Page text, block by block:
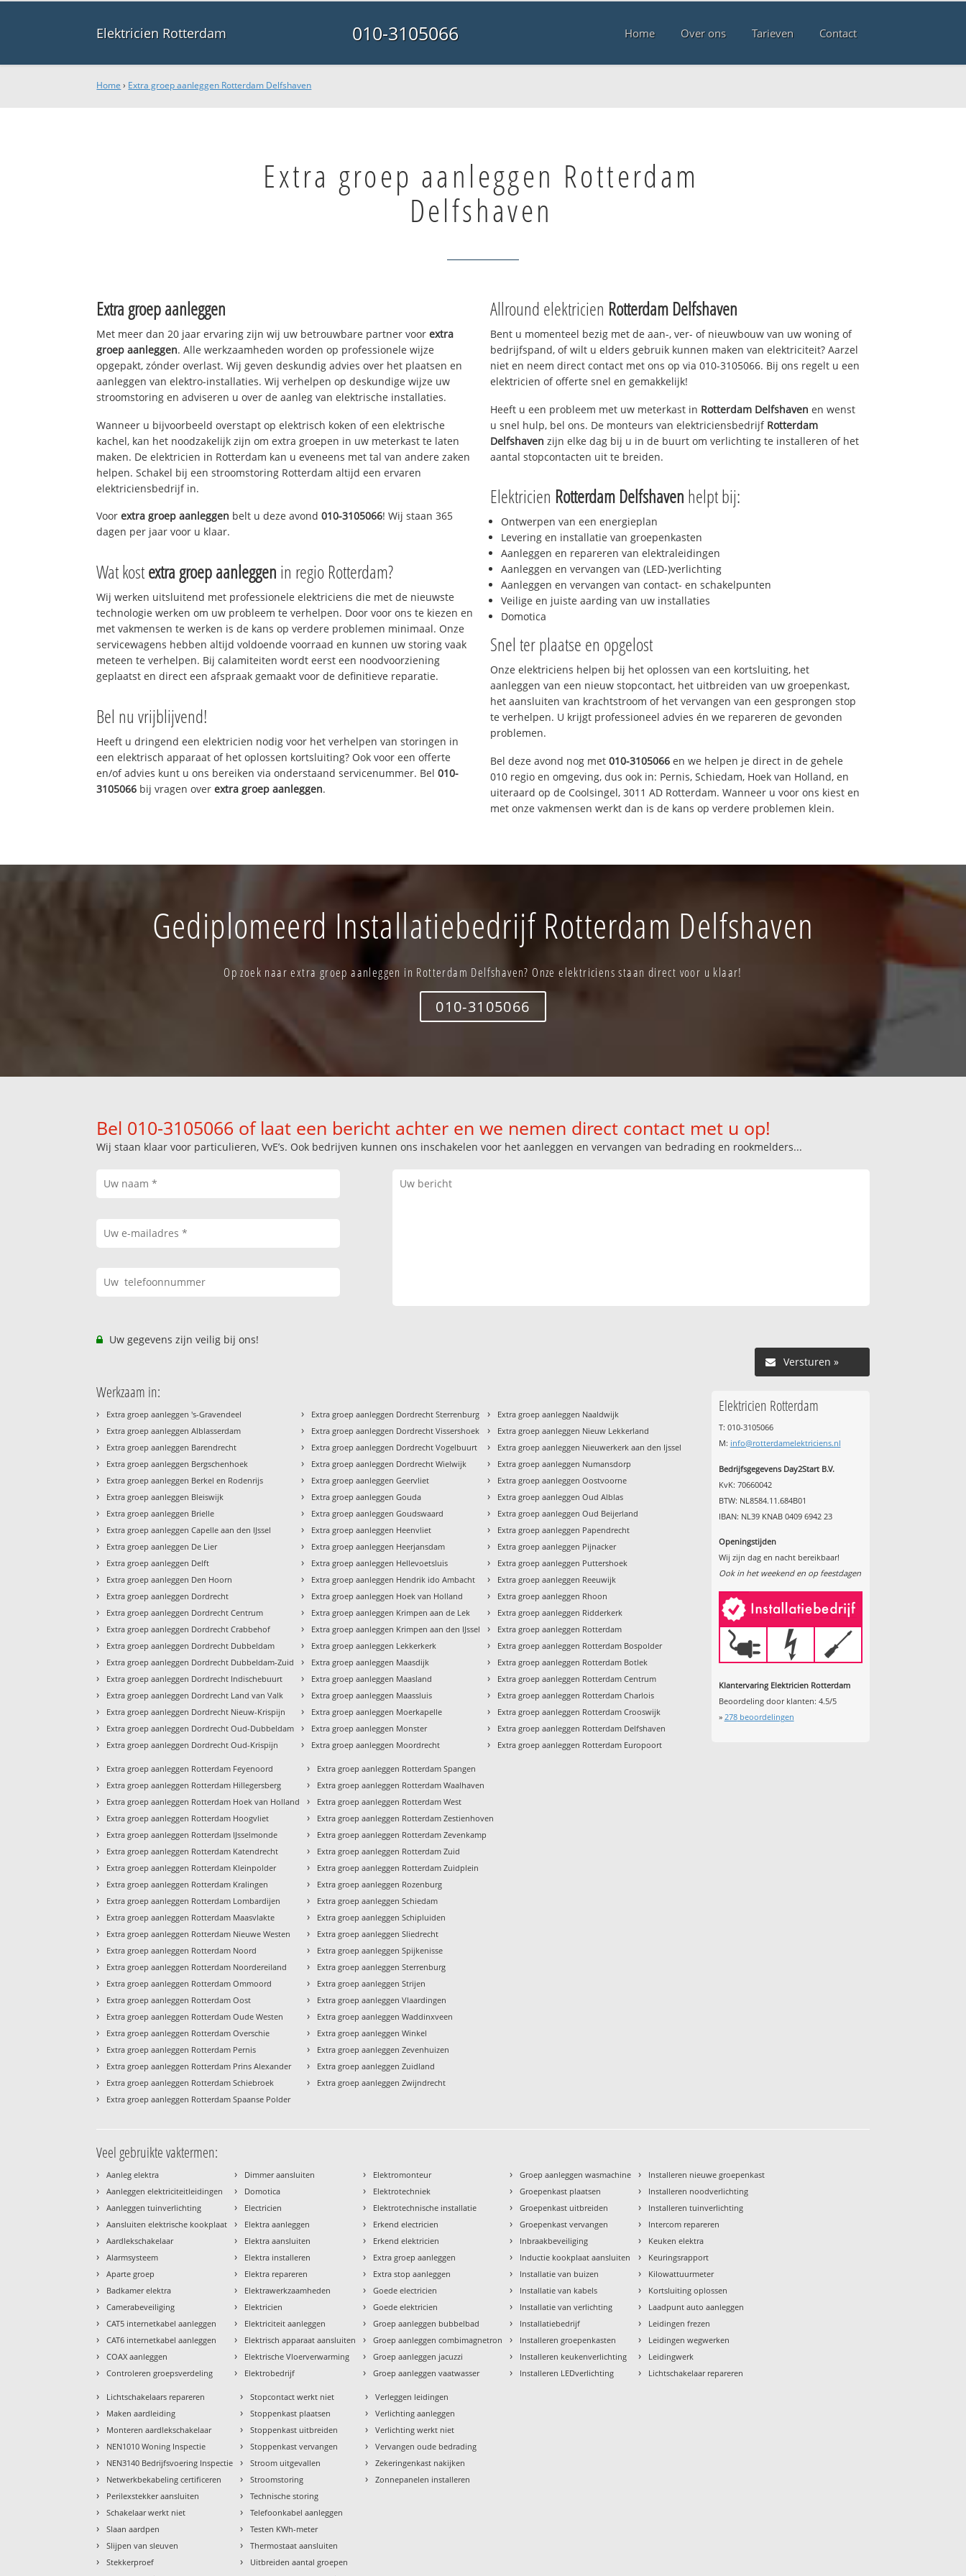
Elektricien Rotterdam 010-3105066 Home Over ons Tarieven Contact
Home › Extra groep aanleggen Rotterdam Delfshaven
Extra groep aanleggen Rotterdam
Delfshaven
Extra groep aanleggen
Met meer dan 20 jaar ervaring zijn wij uw betrouwbare partner voorextra
groep aanleggen. Alle werkzaamheden worden op professionele wijze
opgepakt, zónder overlast. Wij geven deskundig advies over het plaatsen en
aanleggen van elektro-installaties. Wij verhelpen op deskundige wijze uw
stroomstoring en adviseren u over de aanleg van elektrische installaties.
Wanneer u bijvoorbeeld overstapt op elektrisch koken of een elektrische
kachel, kan het noodzakelijk zijn om extra groepen in uw meterkast te laten
maken. De elektricien in Rotterdam kan u eveneens met tal van andere zaken
helpen. Schakel bij een stroomstoring Rotterdam altijd een ervaren
elektriciensbedrijf in.
Voorextra groep aanleggen belt u deze avond010-3105066! Wij staan 365
dagen per jaar voor u klaar.
Wat kostextra groep aanleggen in regio Rotterdam?
Wij werken uitsluitend met professionele elektriciens die met de nieuwste
technologie werken om uw probleem te verhelpen. Door voor ons te kiezen en
met vakmensen te werken is de kans op verdere problemen minimaal. Onze
servicewagens hebben altijd voldoende voorraad en kunnen uw storing vaak
meteen te verhelpen. Bij calamiteiten wordt eerst een noodvoorziening
geplaatst en direct een afspraak gemaakt voor de definitieve reparatie.
Bel nu vrijblijvend!
Heeft u dringend een elektricien nodig voor het verhelpen van storingen in
een elektrisch apparaat of het oplossen kortsluiting? Ook voor een offerte
en/of advies kunt u ons bereiken via onderstaand servicenummer. Bel010-
3105066 bij vragen overextra groep aanleggen.
Allround elektricien Rotterdam Delfshaven
Bent u momenteel bezig met de aan-, ver- of nieuwbouw van uw woning of
bedrijfspand, of wilt u elders gebruik kunnen maken van elektriciteit? Aarzel
niet en neem direct contact met ons op via 010-3105066. Bij ons regelt u een
elektricien of offerte snel en gemakkelijk!
Heeft u een probleem met uw meterkast in Rotterdam Delfshaven en wenst
u snel hulp, bel ons. De monteurs van elektriciensbedrijf Rotterdam
Delfshaven zijn elke dag bij u in de buurt om verlichting te installeren of het
aantal stopcontacten uit te breiden.
Elektricien Rotterdam Delfshaven helpt bij:
Ontwerpen van een energieplan
Levering en installatie van groepenkasten
Aanleggen en repareren van elektraleidingen
Aanleggen en vervangen van (LED-)verlichting
Aanleggen en vervangen van contact- en schakelpunten
Veilige en juiste aarding van uw installaties
Domotica
Snel ter plaatse en opgelost
Onze elektriciens helpen bij het oplossen van een kortsluiting, het
aanleggen van een nieuw stopcontact, het uitbreiden van uw groepenkast,
het aansluiten van krachtstroom of het vervangen van een gesprongen stop
te verhelpen. U krijgt professioneel advies én we repareren de gevonden
problemen.
Bel deze avond nog met 010-3105066 en we helpen je direct in de gehele
010 regio en omgeving, dus ook in: Pernis, Schiedam, Hoek van Holland, en
uiteraard op de Coolsingel, 3011 AD Rotterdam. Wanneer u voor ons kiest en
met onze vakmensen werkt dan is de kans op verdere problemen klein.
Gediplomeerd Installatiebedrijf Rotterdam Delfshaven
Op zoek naar extra groep aanleggen in Rotterdam Delfshaven? Onze elektriciens staan direct voor u klaar!
010-3105066
Bel 010-3105066 of laat een bericht achter en we nemen direct contact met u op!
Wij staan klaar voor particulieren, VvE’s. Ook bedrijven kunnen ons inschakelen voor het aanleggen en vervangen van bedrading en rookmelders...
Uw gegevens zijn veilig bij ons!
Versturen »
Werkzaam in:
› Extra groep aanleggen 's-Gravendeel
› Extra groep aanleggen Alblasserdam
› Extra groep aanleggen Barendrecht
› Extra groep aanleggen Bergschenhoek
› Extra groep aanleggen Berkel en Rodenrijs
› Extra groep aanleggen Bleiswijk
› Extra groep aanleggen Brielle
› Extra groep aanleggen Capelle aan den IJssel
› Extra groep aanleggen De Lier
› Extra groep aanleggen Delft
› Extra groep aanleggen Den Hoorn
› Extra groep aanleggen Dordrecht
› Extra groep aanleggen Dordrecht Centrum
› Extra groep aanleggen Dordrecht Crabbehof
› Extra groep aanleggen Dordrecht Dubbeldam
› Extra groep aanleggen Dordrecht Dubbeldam-Zuid
› Extra groep aanleggen Dordrecht Indischebuurt
› Extra groep aanleggen Dordrecht Land van Valk
› Extra groep aanleggen Dordrecht Nieuw-Krispijn
› Extra groep aanleggen Dordrecht Oud-Dubbeldam
› Extra groep aanleggen Dordrecht Oud-Krispijn
› Extra groep aanleggen Dordrecht Sterrenburg
› Extra groep aanleggen Dordrecht Vissershoek
› Extra groep aanleggen Dordrecht Vogelbuurt
› Extra groep aanleggen Dordrecht Wielwijk
› Extra groep aanleggen Geervliet
› Extra groep aanleggen Gouda
› Extra groep aanleggen Goudswaard
› Extra groep aanleggen Heenvliet
› Extra groep aanleggen Heerjansdam
› Extra groep aanleggen Hellevoetsluis
› Extra groep aanleggen Hendrik ido Ambacht
› Extra groep aanleggen Hoek van Holland
› Extra groep aanleggen Krimpen aan de Lek
› Extra groep aanleggen Krimpen aan den IJssel
› Extra groep aanleggen Lekkerkerk
› Extra groep aanleggen Maasdijk
› Extra groep aanleggen Maasland
› Extra groep aanleggen Maassluis
› Extra groep aanleggen Moerkapelle
› Extra groep aanleggen Monster
› Extra groep aanleggen Moordrecht
› Extra groep aanleggen Naaldwijk
› Extra groep aanleggen Nieuw Lekkerland
› Extra groep aanleggen Nieuwerkerk aan den Ijssel
› Extra groep aanleggen Numansdorp
› Extra groep aanleggen Oostvoorne
› Extra groep aanleggen Oud Alblas
› Extra groep aanleggen Oud Beijerland
› Extra groep aanleggen Papendrecht
› Extra groep aanleggen Pijnacker
› Extra groep aanleggen Puttershoek
› Extra groep aanleggen Reeuwijk
› Extra groep aanleggen Rhoon
› Extra groep aanleggen Ridderkerk
› Extra groep aanleggen Rotterdam
› Extra groep aanleggen Rotterdam Bospolder
› Extra groep aanleggen Rotterdam Botlek
› Extra groep aanleggen Rotterdam Centrum
› Extra groep aanleggen Rotterdam Charlois
› Extra groep aanleggen Rotterdam Crooswijk
› Extra groep aanleggen Rotterdam Delfshaven
› Extra groep aanleggen Rotterdam Europoort
› Extra groep aanleggen Rotterdam Feyenoord
› Extra groep aanleggen Rotterdam Hillegersberg
› Extra groep aanleggen Rotterdam Hoek van Holland
› Extra groep aanleggen Rotterdam Hoogvliet
› Extra groep aanleggen Rotterdam IJsselmonde
› Extra groep aanleggen Rotterdam Katendrecht
› Extra groep aanleggen Rotterdam Kleinpolder
› Extra groep aanleggen Rotterdam Kralingen
› Extra groep aanleggen Rotterdam Lombardijen
› Extra groep aanleggen Rotterdam Maasvlakte
› Extra groep aanleggen Rotterdam Nieuwe Westen
› Extra groep aanleggen Rotterdam Noord
› Extra groep aanleggen Rotterdam Noordereiland
› Extra groep aanleggen Rotterdam Ommoord
› Extra groep aanleggen Rotterdam Oost
› Extra groep aanleggen Rotterdam Oude Westen
› Extra groep aanleggen Rotterdam Overschie
› Extra groep aanleggen Rotterdam Pernis
› Extra groep aanleggen Rotterdam Prins Alexander
› Extra groep aanleggen Rotterdam Schiebroek
› Extra groep aanleggen Rotterdam Spaanse Polder
› Extra groep aanleggen Rotterdam Spangen
› Extra groep aanleggen Rotterdam Waalhaven
› Extra groep aanleggen Rotterdam West
› Extra groep aanleggen Rotterdam Zestienhoven
› Extra groep aanleggen Rotterdam Zevenkamp
› Extra groep aanleggen Rotterdam Zuid
› Extra groep aanleggen Rotterdam Zuidplein
› Extra groep aanleggen Rozenburg
› Extra groep aanleggen Schiedam
› Extra groep aanleggen Schipluiden
› Extra groep aanleggen Sliedrecht
› Extra groep aanleggen Spijkenisse
› Extra groep aanleggen Sterrenburg
› Extra groep aanleggen Strijen
› Extra groep aanleggen Vlaardingen
› Extra groep aanleggen Waddinxveen
› Extra groep aanleggen Winkel
› Extra groep aanleggen Zevenhuizen
› Extra groep aanleggen Zuidland
› Extra groep aanleggen Zwijndrecht
Elektricien Rotterdam
T: 010-3105066
M: info@rotterdamelektriciens.nl
Bedrijfsgegevens Day2Start B.V.
KvK: 70660042
BTW: NL8584.11.684B01
IBAN: NL39 KNAB 0409 6942 23
Openingstijden
Wij zijn dag en nacht bereikbaar!
Ook in het weekend en op feestdagen
Klantervaring Elektricien Rotterdam
Beoordeling door klanten: 4.5/5
» 278beoordelingen
Veel gebruikte vaktermen:
› Aanleg elektra
› Aanleggen elektriciteitleidingen
› Aanleggen tuinverlichting
› Aansluiten elektrische kookplaat
› Aardlekschakelaar
› Alarmsysteem
› Aparte groep
› Badkamer elektra
› Camerabeveiliging
› CAT5 internetkabel aanleggen
› CAT6 internetkabel aanleggen
› COAX aanleggen
› Controleren groepsverdeling
› Dimmer aansluiten
› Domotica
› Electricien
› Elektra aanleggen
› Elektra aansluiten
› Elektra installeren
› Elektra repareren
› Elektrawerkzaamheden
› Elektricien
› Elektriciteit aanleggen
› Elektrisch apparaat aansluiten
› Elektrische Vloerverwarming
› Elektrobedrijf
› Elektromonteur
› Elektrotechniek
› Elektrotechnische installatie
› Erkend electricien
› Erkend elektricien
› Extra groep aanleggen
› Extra stop aanleggen
› Goede electricien
› Goede elektricien
› Groep aanleggen bubbelbad
› Groep aanleggen combimagnetron
› Groep aanleggen jacuzzi
› Groep aanleggen vaatwasser
› Groep aanleggen wasmachine
› Groepenkast plaatsen
› Groepenkast uitbreiden
› Groepenkast vervangen
› Inbraakbeveiliging
› Inductie kookplaat aansluiten
› Installatie van buizen
› Installatie van kabels
› Installatie van verlichting
› Installatiebedrijf
› Installeren groepenkasten
› Installeren keukenverlichting
› Installeren LEDverlichting
› Installeren nieuwe groepenkast
› Installeren noodverlichting
› Installeren tuinverlichting
› Intercom repareren
› Keuken elektra
› Keuringsrapport
› Kilowattuurmeter
› Kortsluiting oplossen
› Laadpunt auto aanleggen
› Leidingen frezen
› Leidingen wegwerken
› Leidingwerk
› Lichtschakelaar repareren
› Lichtschakelaars repareren
› Maken aardleiding
› Monteren aardlekschakelaar
› NEN1010 Woning Inspectie
› NEN3140 Bedrijfsvoering Inspectie
› Netwerkbekabeling certificeren
› Perilexstekker aansluiten
› Schakelaar werkt niet
› Slaan aardpen
› Slijpen van sleuven
› Stekkerproef
› Stopcontact werkt niet
› Stoppenkast plaatsen
› Stoppenkast uitbreiden
› Stoppenkast vervangen
› Stroom uitgevallen
› Stroomstoring
› Technische storing
› Telefoonkabel aanleggen
› Testen KWh-meter
› Thermostaat aansluiten
› Uitbreiden aantal groepen
› Verleggen leidingen
› Verlichting aanleggen
› Verlichting werkt niet
› Vervangen oude bedrading
› Zekeringenkast nakijken
› Zonnepanelen installeren